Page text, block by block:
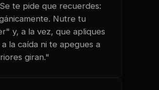
te pide que recuerdes:
Nutre tu
y, a la vez, que apliques
la caída ni te apegues a
giran."